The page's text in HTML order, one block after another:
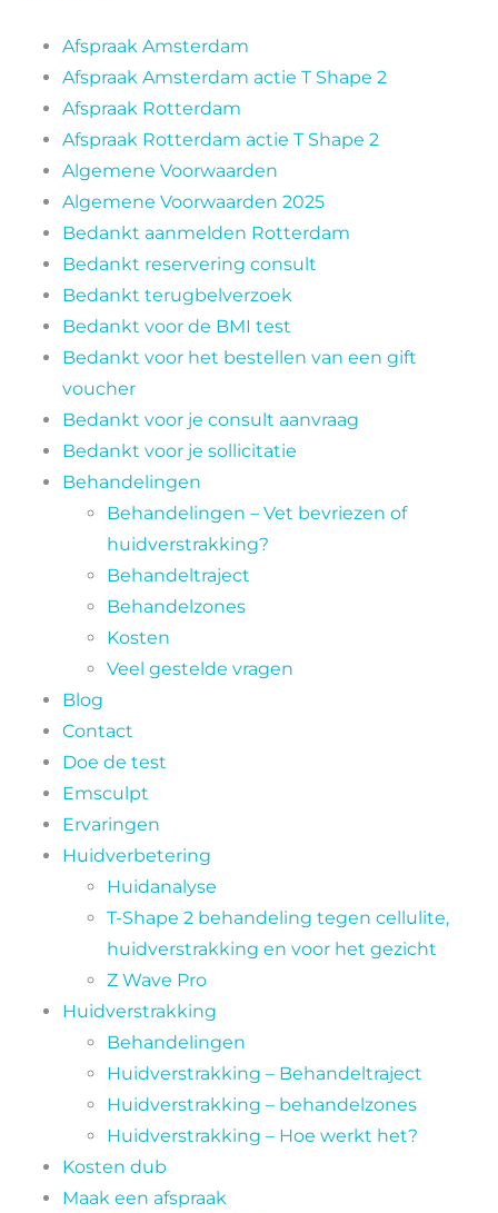
Ervaringen
Blog
Afspraak Amsterdam
Afspraak Amsterdam actie T Shape 2
Afspraak Rotterdam
Afspraak Rotterdam actie T Shape 2
Algemene Voorwaarden
Algemene Voorwaarden 2025
Bedankt aanmelden Rotterdam
Bedankt reservering consult
Bedankt terugbelverzoek
Bedankt voor de BMI test
Bedankt voor het bestellen van een gift
voucher
Bedankt voor je consult aanvraag
Bedankt voor je sollicitatie
Behandelingen
Behandelingen – Vet bevriezen of
huidverstrakking?
Behandeltraject
Behandelzones
Kosten
Veel gestelde vragen
Blog
Contact
Doe de test
Emsculpt
Ervaringen
Huidverbetering
Huidanalyse
T-Shape 2 behandeling tegen cellulite,
huidverstrakking en voor het gezicht
Z Wave Pro
Huidverstrakking
Behandelingen
Huidverstrakking – Behandeltraject
Huidverstrakking – behandelzones
Huidverstrakking – Hoe werkt het?
Kosten dub
Maak een afspraak